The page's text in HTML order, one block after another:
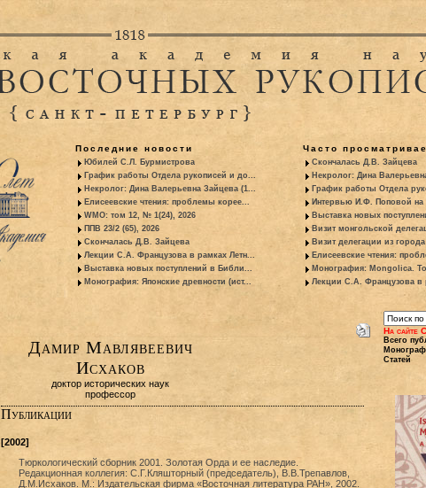
Последние новости
Юбилей С.Л. Бурмистрова
График работы Отдела рукописей и до...
Некролог: Дина Валерьевна Зайцева (1...
Елисеевские чтения: проблемы корее...
WMO: том 12, № 1(24), 2026
ППВ 23/2 (65), 2026
Скончалась Д.В. Зайцева
Лекции С.А. Французова в рамках Летн...
Выставка новых поступлений в Библи...
Монография: Японские древности (ист...
Часто
Скончалась Д.В. Зайцева
Некролог: Дина
График работы Отдела
Интервью И.Ф. Поповой на
Выставка новых
Визит монгольской
Визит делегации из
Елисеевские чтения:
Монография: Mongolica.
Лекции С.А. Французова в
Дамир Мавлявеевич
Исхаков
доктор исторических наук
профессор
Публикации
[2002]
Тюркологический сборник 2001. Золотая Орда и ее наследие.
Редакционная коллегия: С.Г.Кляшторный (председатель), В.В.Трепавлов,
Д.М.Исхаков. М.: Издательская фирма «Восточная литература РАН», 2002.
На сайте
Всего
Статей